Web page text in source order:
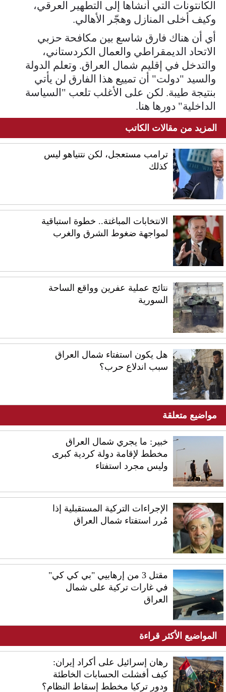
الكانتونات التي أنشأها إلى التطهير العرقي،
وكيف أخلى المنازل وهجّر الأهالي.
أي أن هناك فارق شاسع بين مكافحة حزبي
الاتحاد الديمقراطي والعمال الكردستاني،
والتدخل في إقليم شمال العراق. وتعلم الدولة
والسيد "دولت" أن تمييع هذا الفارق لن يأتي
بنتيجة طيبة. لكن على الأغلب تلعب "السياسة
الداخلية" دورها هنا.
المزيد من مقالات الكاتب
ترامب مستعجل، لكن نتنياهو ليس
كذلك
الانتخابات المباغتة.. خطوة استباقية
لمواجهة ضغوط الشرق والغرب
نتائج عملية عفرين وواقع الساحة
السورية
هل يكون استفتاء شمال العراق
سبب اندلاع حرب؟
مواضيع متعلقة
خبير: ما يجري شمال العراق
مخطط لإقامة دولة كردية كبرى
وليس مجرد استفتاء
الإجراءات التركية المستقبلية إذا
مُرر استفتاء شمال العراق
مقتل 3 من إرهابيي "بي كي كي"
في غارات تركية على شمال
العراق
المواضيع الأكثر قراءة
رهان إسرائيل على أكراد إيران:
كيف أفشلت الحسابات الخاطئة
ودور تركيا مخطط إسقاط النظام؟